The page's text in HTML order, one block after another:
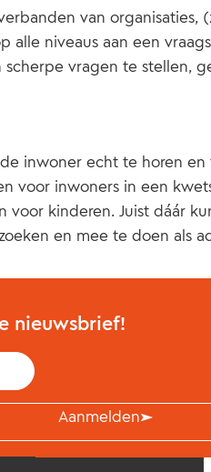
van
alle niveaus aan een
scherpe vragen te stellen,
inwoner echt te horen
voor inwoners in een
voor kinderen. Juist dáár
en mee te doen als
nieuwsbrief!
Aanmelden